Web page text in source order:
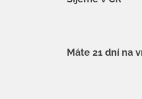
Máte 21 dní na